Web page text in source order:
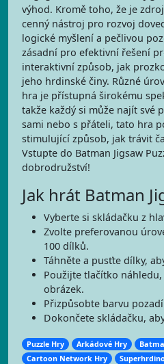
výhod. Kromě toho, že je
cenný nástroj pro rozvoj
logické myšlení a pečlivou
zásadní pro efektivní řešení
interaktivní způsob, jak
jeho hrdinské činy. Různé
hra je přístupná širokému
takže každý si může najít své
sami nebo s přáteli, tato hra
stimulující způsob, jak trávit
Vstupte do Batman Jigsaw
dobrodružství!
Jak hrát Batman
Vyberte si skládačku z
Zvolte preferovanou
100 dílků.
Táhněte a pusťte dílky,
Použijte tlačítko
obrázek.
Přizpůsobte barvu
Dokončete skládačku,
Puzzle Hry Arkádové Hry
Cartoon Network Hry